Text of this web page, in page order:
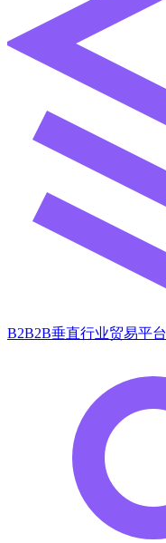
B2B2B垂直行业贸易平台